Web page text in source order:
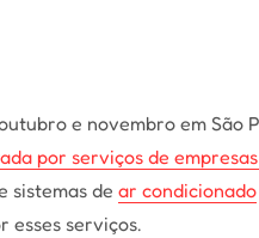
e novembro em São
por serviços de
sistemas de ar condicionado
esses serviços.